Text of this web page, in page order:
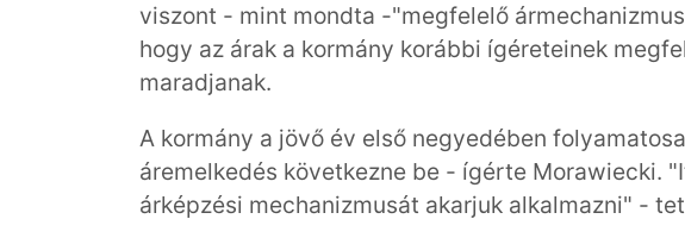
viszont - mint mondta -"megfelelő
hogy az árak a kormány korábbi ígéreteinek
maradjanak.
A kormány a jövő év első negyedében
áremelkedés következne be - ígérte Morawiecki.
árképzési mechanizmusát akarjuk alkalmazni" -